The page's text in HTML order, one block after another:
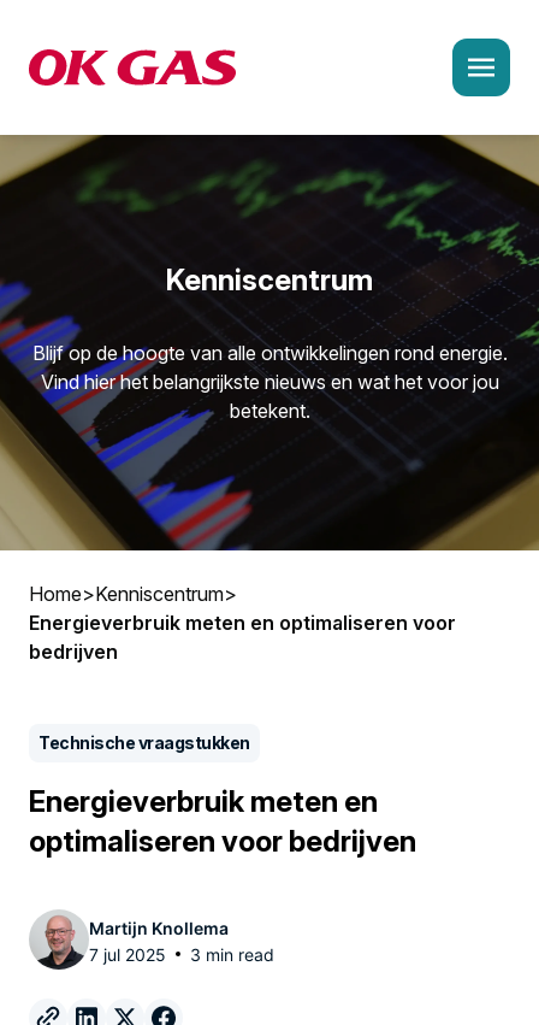
Oplossingen en aanpak
Industrie en productie
Logistiek en transport
Recreatie en horeca
Kenniscentrum
Blijf op de hoogte van alle ontwikkelingen rond energie.
Vind hier het belangrijkste nieuws en wat het voor jou
betekent.
Home>Kenniscentrum>
Energieverbruik meten en optimaliseren voor
bedrijven
Technische vraagstukken
Energieverbruik meten en
optimaliseren voor bedrijven
Martijn Knollema
7 jul 2025
3 min read